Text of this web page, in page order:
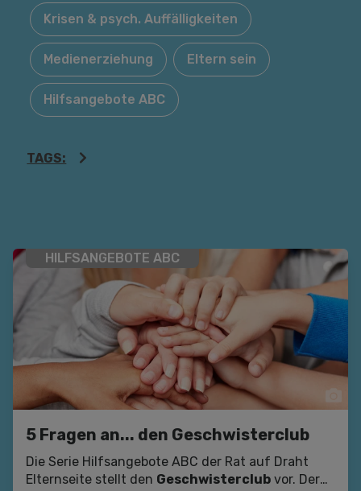
Krisen & psych. Auffälligkeiten
Medienerziehung Eltern sein
Hilfsangebote ABC
TAGS:
HILFSANGEBOTE ABC
5 Fragen an... den Geschwisterclub
Die Serie Hilfsangebote ABC der Rat auf Draht
Elternseite stellt den Geschwisterclub vor. Der